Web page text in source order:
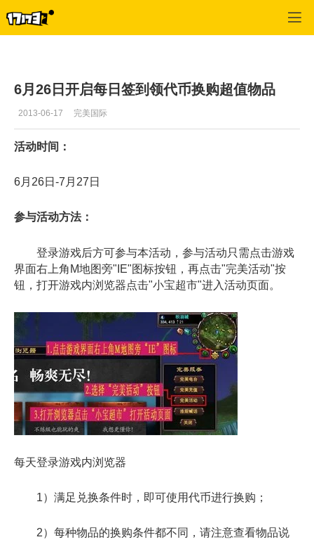
6月26日开启每日签到领代币换购超值物品
2013-06-17 完美国际
活动时间：
6月26日-7月27日
参与活动方法：
登录游戏后方可参与本活动，参与活动只需点击游戏
界面右上角M地图旁"IE"图标按钮，再点击"完美活动"按
钮，打开游戏内浏览器点击"小宝超市"进入活动页面。
每天登录游戏内浏览器
1）满足兑换条件时，即可使用代币进行换购；
2）每种物品的换购条件都不同，请注意查看物品说